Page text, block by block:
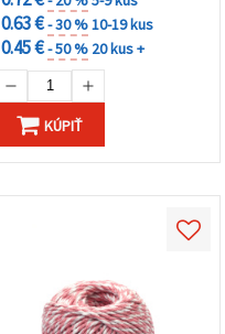
0.63 €- 30 %10-19 kus
0.45 €- 50 % 20 kus +
KÚPIŤ